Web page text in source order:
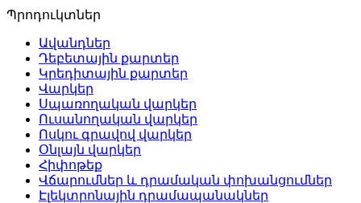
Պրոդուկտներ
Ավանդներ
Դեբետային քարտեր
Կրեդիտային քարտեր
Վարկեր
Սպառողական վարկեր
Ուսանողական վարկեր
Ոսկու գրավով վարկեր
Օնլայն վարկեր
Հիփոթեք
Վճարումներ և դրամական փոխանցումներ
Էլեկտրոնային դրամապանակներ